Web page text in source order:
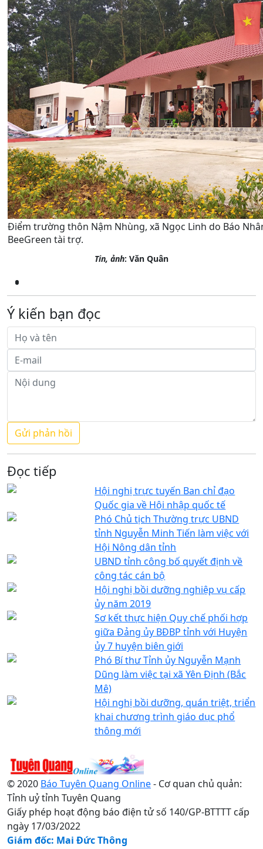
Điểm trường thôn Nậm Nhùng, xã Ngọc Linh do Báo
BeeGreen tài trợ.
Tin, ảnh: Văn Quân
Ý kiến bạn đọc
Đọc tiếp
Hội nghị trực tuyến Ban chỉ đạo
Quốc gia về Hội nhập quốc tế
Phó Chủ tịch Thường trực UBND
tỉnh Nguyễn Minh Tiến làm việc với
Hội Nông dân tỉnh
UBND tỉnh công bố quyết định về
công tác cán bộ
Hội nghị bồi dưỡng nghiệp vụ cấp
ủy năm 2019
Sơ kết thực hiện Quy chế phối hợp
giữa Đảng ủy BĐBP tỉnh với Huyện
ủy 7 huyện biên giới
Phó Bí thư Tỉnh ủy Nguyễn Mạnh
Dũng làm việc tại xã Yên Định (Bắc
Mê)
Hội nghị bồi dưỡng, quán triệt, triển
khai chương trình giáo dục phổ
thông mới
© 2020 Báo Tuyên Quang Online- Cơ quan chủ quản:
Tỉnh uỷ tỉnh Tuyên Quang
Giấy phép hoạt động báo điện tử số 140/GP-BTTTT cấp
ngày 17/03/2022
Giám đốc: Mai Đức Thông